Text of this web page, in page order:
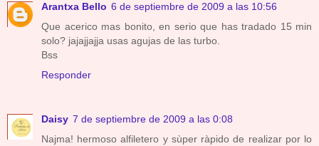
Arantxa Bello 6 de septiembre de 2009 a las 10:56
Que acerico mas bonito, en serio que has tradado 15 min
solo? jajajjajja usas agujas de las turbo.
Bss
Responder
Daisy 7 de septiembre de 2009 a las 0:08
Najma! hermoso alfiletero y sùper ràpido de realizar por lo